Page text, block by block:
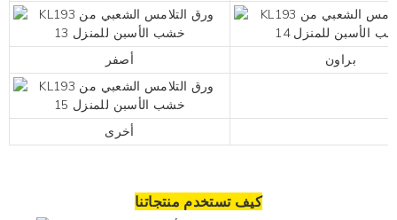
أصفر براون
أخرى
كيف تستخدم منتجاتنا